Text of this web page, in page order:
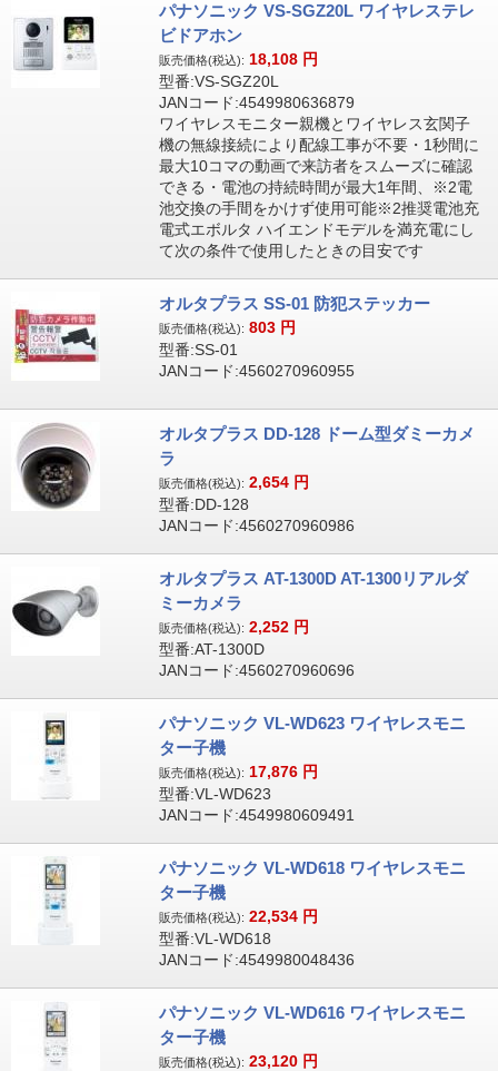
パナソニック VS-SGZ20L ワイヤレステレ
ビドアホン
販売価格(税込): 18,108 円
型番:VS-SGZ20L
JANコード:4549980636879
ワイヤレスモニター親機とワイヤレス玄関子
機の無線接続により配線工事が不要・1秒間に
最大10コマの動画で来訪者をスムーズに確認
できる・電池の持続時間が最大1年間、※2電
池交換の手間をかけず使用可能※2推奨電池充
電式エボルタ ハイエンドモデルを満充電にし
て次の条件で使用したときの目安です
オルタプラス SS-01 防犯ステッカー
販売価格(税込): 803 円
型番:SS-01
JANコード:4560270960955
オルタプラス DD-128 ドーム型ダミーカメ
ラ
販売価格(税込): 2,654 円
型番:DD-128
JANコード:4560270960986
オルタプラス AT-1300D AT-1300リアルダ
ミーカメラ
販売価格(税込): 2,252 円
型番:AT-1300D
JANコード:4560270960696
パナソニック VL-WD623 ワイヤレスモニ
ター子機
販売価格(税込): 17,876 円
型番:VL-WD623
JANコード:4549980609491
パナソニック VL-WD618 ワイヤレスモニ
ター子機
販売価格(税込): 22,534 円
型番:VL-WD618
JANコード:4549980048436
パナソニック VL-WD616 ワイヤレスモニ
ター子機
販売価格(税込): 23,120 円